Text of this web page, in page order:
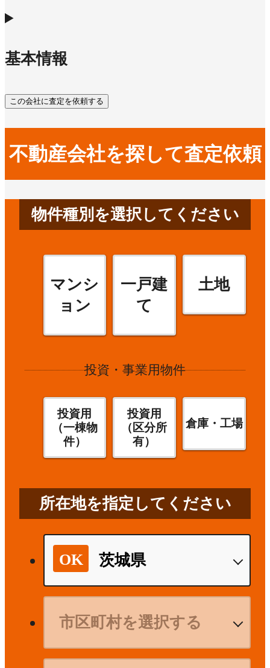
基本情報
この会社に査定を依頼する
不動産会社を探して査定依頼
物件種別を選択してください
マンシ
ョン
一戸建
て
土地
投資・事業用物件
投資用
（一棟物
件）
投資用
（区分所
有）
倉庫・工場
所在地を指定してください